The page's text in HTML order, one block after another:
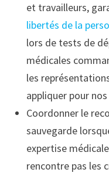
et travailleurs,
libertés de la
lors de tests de
médicales
les
appliquer pour
Coordonner le
sauvegarde
expertise
rencontre pas les